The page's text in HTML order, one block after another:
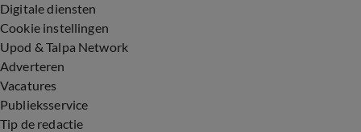
Digitale diensten
Cookie instellingen
Upod & Talpa Network
Adverteren
Vacatures
Publieksservice
Tip de redactie